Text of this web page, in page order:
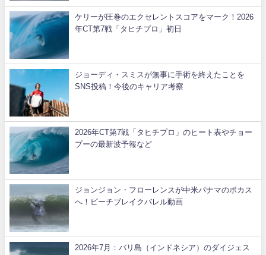
ケリーが圧巻のエクセレントスコアをマーク！2026
年CT第7戦「タヒチプロ」初日
ジョーディ・スミスが無事に手術を終えたことを
SNS投稿！今後のキャリア考察
2026年CT第7戦「タヒチプロ」のヒート表やチョー
プーの最新波予報など
ジョンジョン・フローレンスが中米パナマのボカス
へ！ビーチブレイクバレル動画
2026年7月：バリ島（インドネシア）のダイジェス